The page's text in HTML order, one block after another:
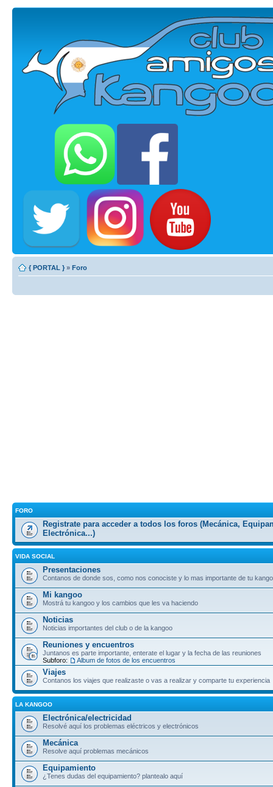
{ PORTAL } » Foro
FORO
Registrate para acceder a todos los foros (Mecánica,
Electrónica...)
VIDA SOCIAL
Presentaciones
Contanos de donde sos, como nos conociste y lo mas importante de tu
Mi kangoo
Mostrá tu kangoo y los cambios que les va haciendo
Noticias
Noticias importantes del club o de la kangoo
Reuniones y encuentros
Juntanos es parte importante, enterate el lugar y la fecha de las reuniones
Subforo:
Album de fotos de los encuentros
Viajes
Contanos los viajes que realizaste o vas a realizar y comparte tu experiencia
LA KANGOO
Electrónica/electricidad
Resolvé aquí los problemas eléctricos y electrónicos
Mecánica
Resolve aquí problemas mecánicos
Equipamiento
¿Tenes dudas del equipamiento? plantealo aquí